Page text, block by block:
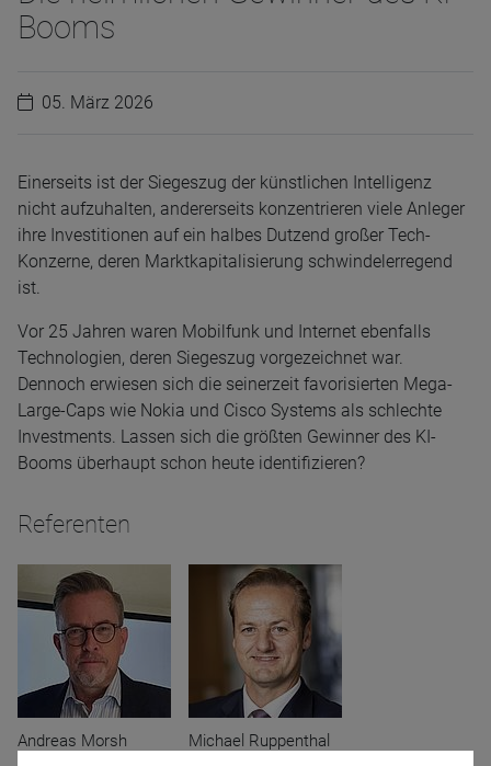
Booms
05. März 2026
Einerseits ist der Siegeszug der künstlichen Intelligenz
nicht aufzuhalten, andererseits konzentrieren viele Anleger
ihre Investitionen auf ein halbes Dutzend großer Tech-
Konzerne, deren Marktkapitalisierung schwindelerregend
ist.
Vor 25 Jahren waren Mobilfunk und Internet ebenfalls
Technologien, deren Siegeszug vorgezeichnet war.
Dennoch erwiesen sich die seinerzeit favorisierten Mega-
Large-Caps wie Nokia und Cisco Systems als schlechte
Investments. Lassen sich die größten Gewinner des KI-
Booms überhaupt schon heute identifizieren?
Referenten
Andreas Morsh Michael Ruppenthal